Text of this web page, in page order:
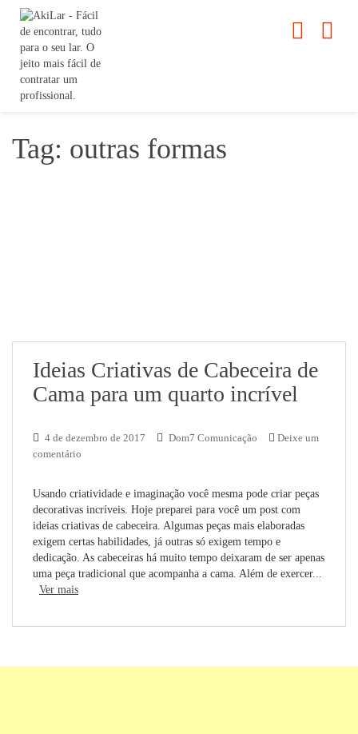
Tag: outras formas
Ideias Criativas de Cabeceira de
Cama para um quarto incrível
4 de dezembro de 2017 Dom7 Comunicação
Deixe um
comentário
Usando criatividade e imaginação você mesma pode criar peças
decorativas incríveis. Hoje preparei para você um post com
ideias criativas de cabeceira. Algumas peças mais elaboradas
exigem certas habilidades, já outras só exigem tempo e
dedicação. As cabeceiras há muito tempo deixaram de ser apenas
uma peça tradicional que acompanha a cama. Além de exercer...
Ver mais